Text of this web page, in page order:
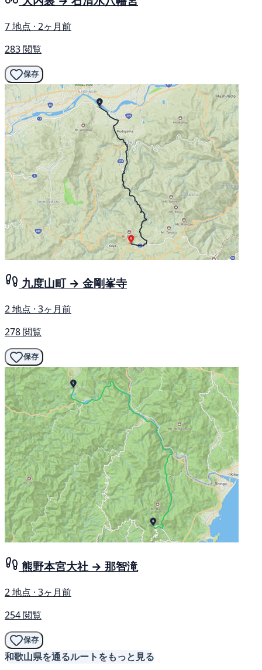
7 地点 · 2ヶ月前
283 閲覧
保存
九度山町 → 金剛峯寺
2 地点 · 3ヶ月前
278 閲覧
保存
熊野本宮大社 → 那智滝
2 地点 · 3ヶ月前
254 閲覧
保存
和歌山県を通るルートをもっと見る